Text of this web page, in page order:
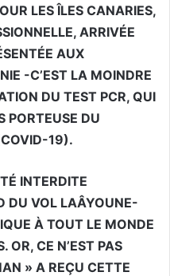
LES ÎLES CANARIES,
ARRIVÉE
AUX
-C’EST LA MOINDRE
DU TEST PCR, QUI
PORTEUSE DU
19).
INTERDITE
DU VOL LAÂYOUNE-
À TOUT LE MONDE
OR, CE N’EST PAS
» A REÇU CETTE